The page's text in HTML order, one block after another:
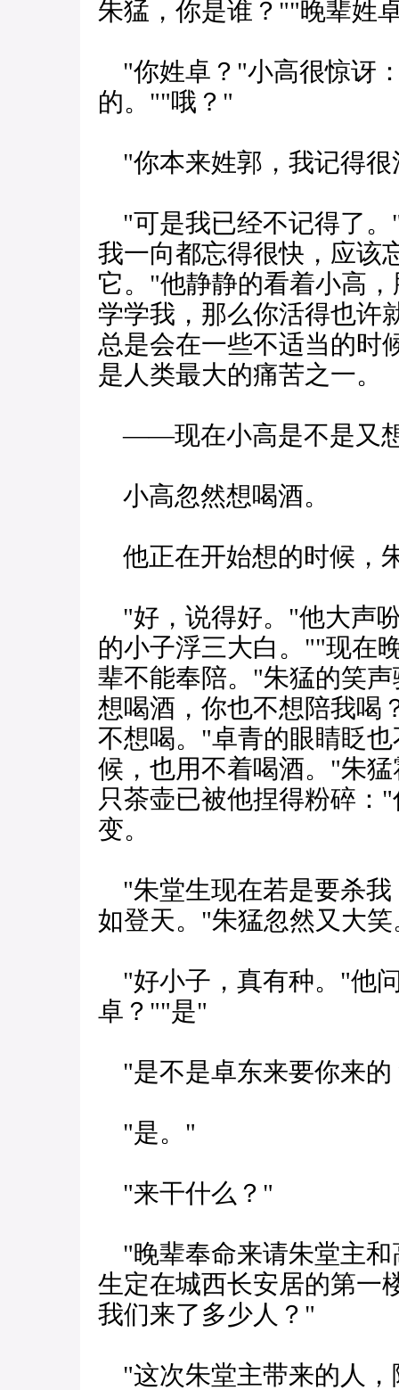
朱猛，你是谁？""晚辈姓
"你姓卓？"小高很惊讶
的。""哦？"
"你本来姓郭，我记得很
"可是我已经不记得了。
我一向都忘得很快，应该
它。"他静静的看着小高
学学我，那么你活得也
总是会在一些不适当的时
是人类最大的痛苦之一。
——现在小高是不是又
小高忽然想喝酒。
他正在开始想的时候，
"好，说得好。"他大声
的小子浮三大白。""现在
辈不能奉陪。"朱猛的笑
想喝酒，你也不想陪我喝
不想喝。"卓青的眼睛眨
候，也用不着喝酒。"朱
只茶壶已被他捏得粉碎：
变。
"朱堂生现在若是要杀我
如登天。"朱猛忽然又大笑
"好小子，真有种。"他
卓？""是"
"是不是卓东来要你来的
"是。"
"来干什么？"
"晚辈奉命来请朱堂主和
生定在城西长安居的第一
我们来了多少人？"
"这次朱堂主带来的人，